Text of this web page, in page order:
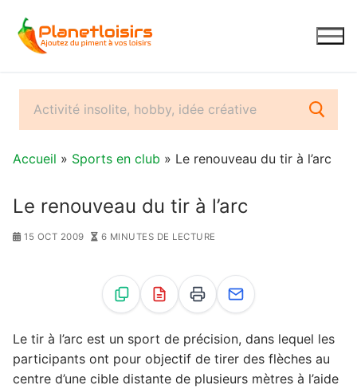
contenu
Accueil » Sports en club » Le renouveau du tir à l’arc
Le renouveau du tir à l’arc
15 OCT 2009 6 MINUTES DE LECTURE
Le tir à l’arc est un sport de précision, dans lequel les
participants ont pour objectif de tirer des flèches au
centre d’une cible distante de plusieurs mètres à l’aide